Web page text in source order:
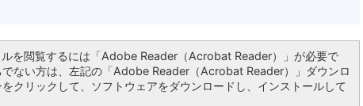
ルを閲覧するには「Adobe Reader（Acrobat Reader）」が必要で
でない方は、左記の「Adobe Reader（Acrobat Reader）」ダウンロ
クリックして、ソフトウェアをダウンロードし、インストールして